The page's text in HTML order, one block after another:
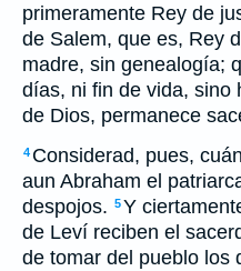
primeramente Rey de
de Salem, que es, Rey
madre, sin genealogía;
días, ni fin de vida, sino
de Dios, permanece
4 Considerad, pues,
aun Abraham el
despojos. 5Y
de Leví reciben el
de tomar del pueblo los